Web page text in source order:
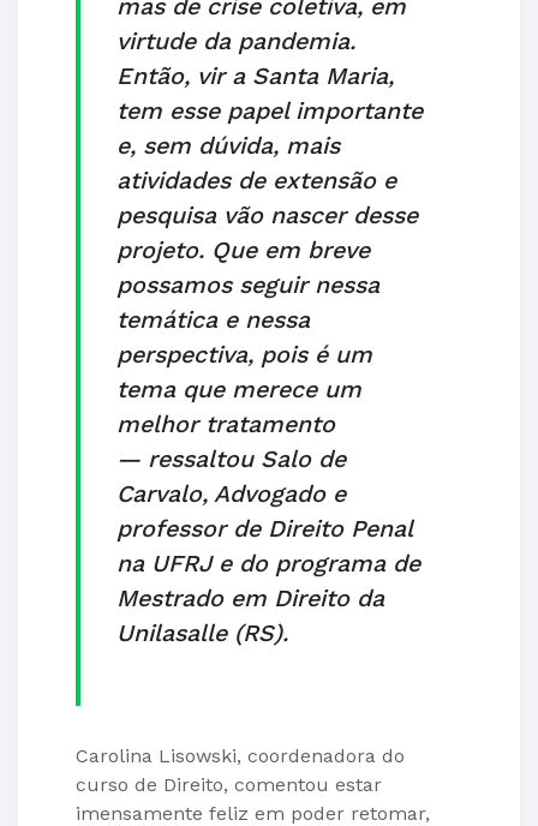
mas de crise coletiva, em
virtude da pandemia.
Então, vir a Santa Maria,
tem esse papel importante
e, sem dúvida, mais
atividades de extensão e
pesquisa vão nascer desse
projeto. Que em breve
possamos seguir nessa
temática e nessa
perspectiva, pois é um
tema que merece um
melhor tratamento
— ressaltou Salo de
Carvalo, Advogado e
professor de Direito Penal
na UFRJ e do programa de
Mestrado em Direito da
Unilasalle (RS).
Carolina Lisowski, coordenadora do
curso de Direito, comentou estar
imensamente feliz em poder retomar,